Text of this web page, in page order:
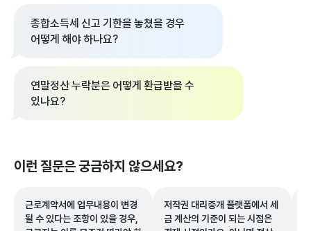
종합소득세 신고 기한을 놓쳤을 경우
어떻게 해야 하나요?
연말정산 누락분은 어떻게 환급받을 수
있나요?
이런 질문은 궁금하지 않으세요?
근로계약서에 업무내용이 변경
될 수 있다는 조항이 있을 경우,
저작권 대리중개 플랫폼에서 세
금 계산의 기준이 되는 시점은